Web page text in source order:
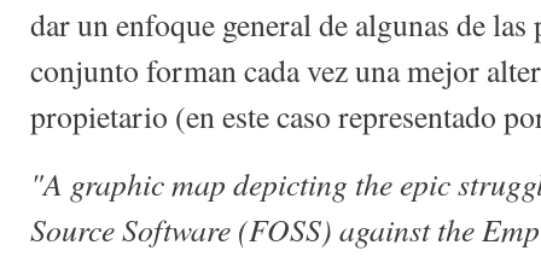
dar un enfoque general de algunas de
conjunto forman cada vez una mejor
propietario (en este caso representado
"A graphic map depicting the epic
Source Software (FOSS) against the